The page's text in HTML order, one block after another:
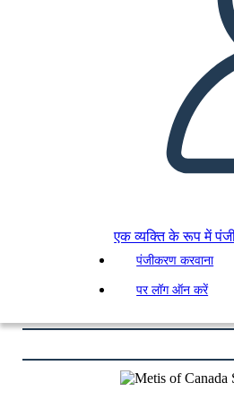
एक व्यक्ति के रूप में
पंजीकरण करवाना
पर लॉग ऑन करें